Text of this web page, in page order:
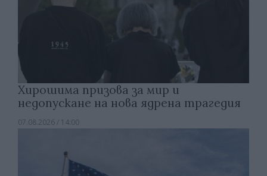
Хирошима призова за мир и
недопускане на нова ядрена трагедия
07.08.2026 / 14:00